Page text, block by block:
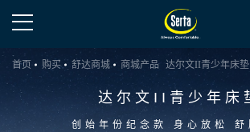
首页 购买 舒达商城 商城产品 达尔文II青少年床垫
尔文II青少年床垫
份纪念款 身心放松 舒服不止